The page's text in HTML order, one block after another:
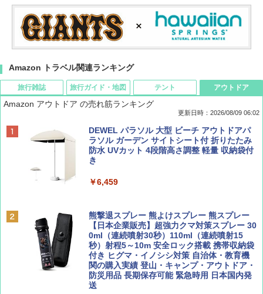
Amazon トラベル関連ランキング
旅行雑誌
BE-PAL(ビ-パル) 2026年 9 月号【特別付録:
SOTO ミニマル"旅"財布 ランダム2種】
￥1,500
誌] (ＤＩＳＮＥＹ ＦＡＮ)
￥713
山と溪谷 2026年8月号「南アルプス大全」
旅行ガイド・地図
地球の歩き方 スター・ウォーズ
￥2,695
球の歩き方A ヨーロッパ
￥2,479
D40 地球の歩き方 チェンマイ タイ北部の魅
力的な町 2026～2027 地球の歩き方D アジア
テント
[キャンパーズコレクション 山善] ポップアッ
プテント 傘みたいに広げて畳める パッとサ
ッとサンシェード キューブ フルクローズ メ
ッシュ 簡単設置 ワンタッチテント キャンプ
PYKES PEAK (パイクスピーク) 着替えテン
ト プライバシー テント 【中が透けない】 1
人用 折りたたみ 防災グッズ 災害用トイレ ビ
ーチ ピクニック ポップアップテント 携帯 簡
易 トイレテント (グレー)
￥4,980
アウトドア
Amazon アウトドア の売れ筋ランキング
更新日時：2026/08/09 06:02
DEWEL パラソル 大型 ビーチ アウトドアパ
ラソル ガーデン サイトシート付 折りたたみ
防水 UVカット 4段階高さ調整 軽量 収納袋付
き
￥6,459
熊撃退スプレー 熊よけスプレー 熊スプレー
【日本企業販売】超強力クマ対策スプレー 30
0ml（連続噴射30秒）110ml（連続噴射15
秒）射程5～10m 安全ロック搭載 携帯収納袋
付き ヒグマ・イノシシ対策 自治体・教育機
関の購入実績 登山・キャンプ・アウトドア・
防災用品 長期保存可能 緊急時用 日本国内発
送